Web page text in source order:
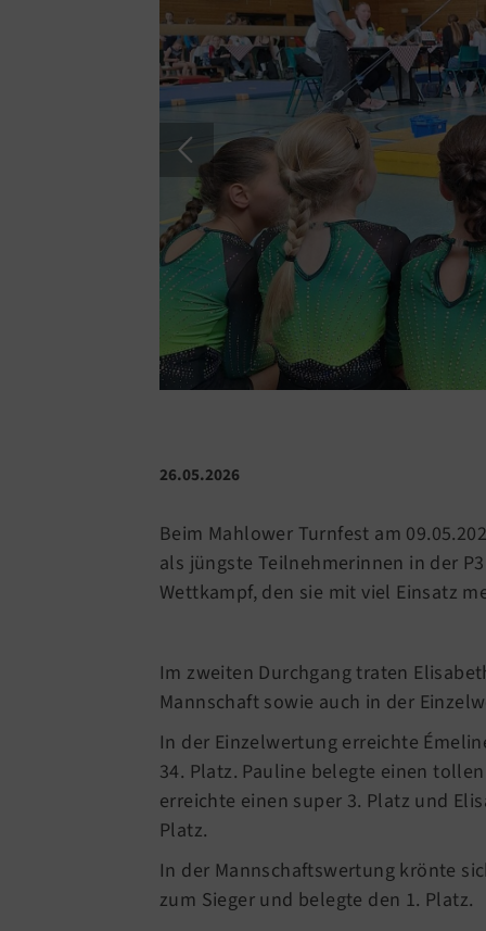
26.05.2026
Beim Mahlower Turnfest am
als jüngste Teilnehmerinnen in der
Wettkampf, den sie mit viel Einsatz
Im zweiten Durchgang traten
Mannschaft sowie auch in der
In der Einzelwertung erreichte
34. Platz. Pauline belegte einen
erreichte einen super 3. Platz und
Platz.
In der Mannschaftswertung krönte
zum Sieger und belegte den 1. Platz.